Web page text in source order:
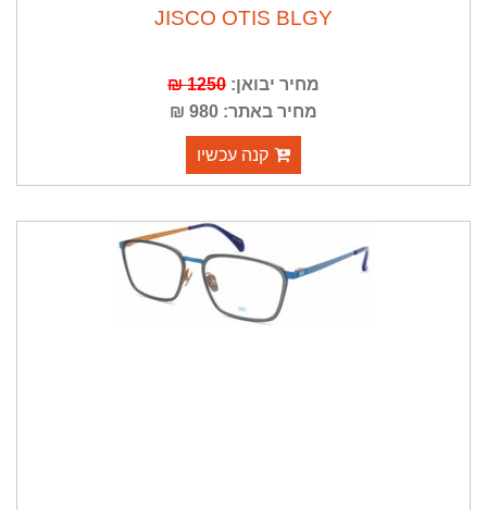
JISCO OTIS BLGY
מחיר יבואן: 1250 ₪
מחיר באתר: 980 ₪
קנה עכשיו